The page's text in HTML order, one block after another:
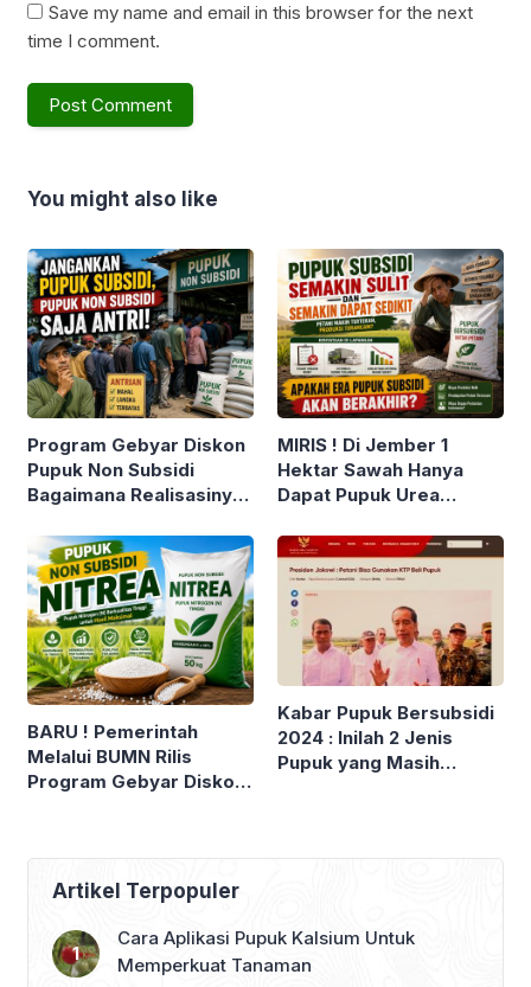
Save my name and email in this browser for the next
time I comment.
You might also like
Program Gebyar Diskon
Pupuk Non Subsidi
Bagaimana Realisasinya
40% ?
MIRIS ! Di Jember 1
Hektar Sawah Hanya
Dapat Pupuk Urea
Berakhirnya Era Pupuk
Subsidi di Indonesia ?
BARU ! Pemerintah
Melalui BUMN Rilis
Program Gebyar Diskon
NITREA
Kabar Pupuk Bersubsidi
2024 : Inilah 2 Jenis
Pupuk yang Masih
Artikel Terpopuler
Cara Aplikasi Pupuk Kalsium Untuk
Memperkuat Tanaman